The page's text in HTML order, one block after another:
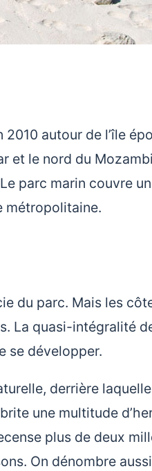
autour de l’île
et le nord du
parc marin couvre
métropolitaine.
du parc. Mais les
La quasi-intégralité
se développer.
derrière
une multitude
plus de deux
On dénombre